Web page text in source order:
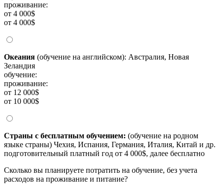
проживание:
от 4 000$
от 4 000$
Океания (обучение на английском): Австралия, Новая
Зеландия
обучение:
проживание:
от 12 000$
от 10 000$
Страны с бесплатным обучением: (обучение на родном
языке страны) Чехия, Испания, Германия, Италия, Китай и др.
подготовительный платный год от 4 000$, далее бесплатно
Сколько вы планируете потратить на обучение, без учета
расходов на проживание и питание?